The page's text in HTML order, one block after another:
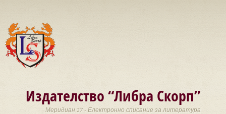
Издателство “Либра Скорп”
Меридиан 27 - Електронно списание за литература